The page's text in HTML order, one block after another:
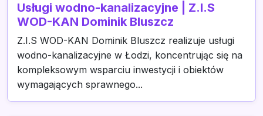
Usługi wodno-kanalizacyjne | Z.I.S
WOD-KAN Dominik Bluszcz
Z.I.S WOD-KAN Dominik Bluszcz realizuje usługi
wodno-kanalizacyjne w Łodzi, koncentrując się na
kompleksowym wsparciu inwestycji i obiektów
wymagających sprawnego...